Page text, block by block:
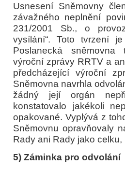
Usnesení Sněmovny
závažného neplnění
231/2001 Sb., o
vysílání“. Toto tvrzení
Poslanecká
výroční zprávy RRTV a
předcházející výroční
Sněmovna navrhla
žádný její orgán
konstatovalo jakékoli
opakované. Vyplývá z
Sněmovnu opravňovaly
Rady ani Rady jako
5) Záminka pro odvolání